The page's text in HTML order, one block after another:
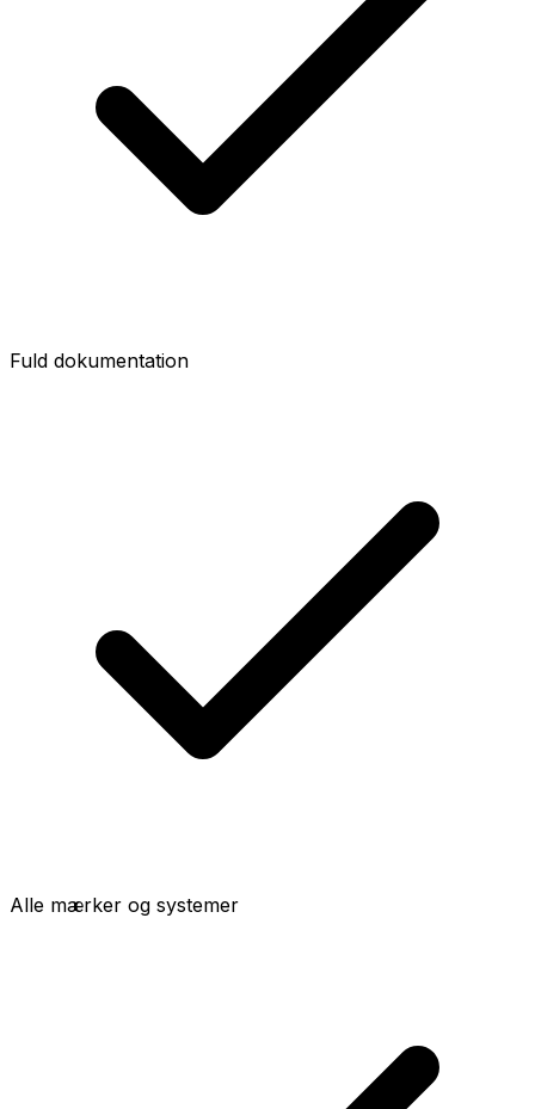
Fuld dokumentation
Alle mærker og systemer